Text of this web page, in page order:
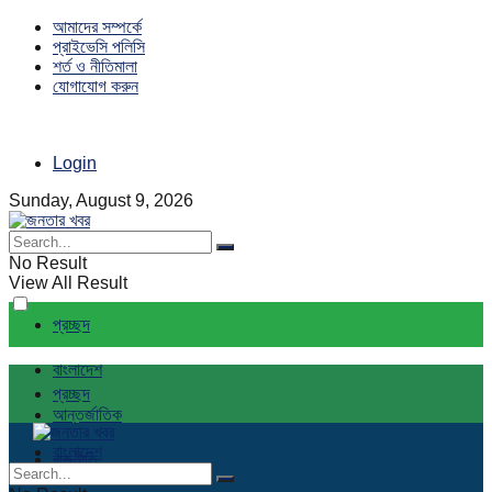
আমাদের সম্পর্কে
প্রাইভেসি পলিসি
শর্ত ও নীতিমালা
যোগাযোগ করুন
Login
Sunday, August 9, 2026
No Result
View All Result
প্রচ্ছদ
বাংলাদেশ
আন্তর্জাতিক
রাজনীতি
প্রচ্ছদ
বাংলাদেশ